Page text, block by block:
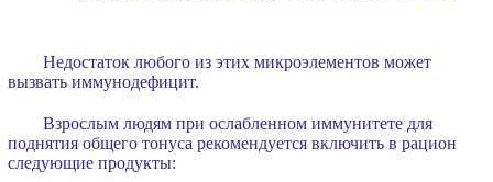
Недостаток любого из этих микроэлементов может
вызвать иммунодефицит.
Взрослым людям при ослабленном иммунитете для
поднятия общего тонуса рекомендуется включить в рацион
следующие продукты: